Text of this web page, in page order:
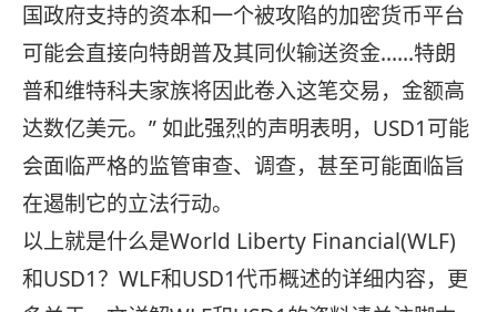
国政府支持的资本和一个被攻陷的加密货币平台
可能会直接向特朗普及其同伙输送资金……特朗
普和维特科夫家族将因此卷入这笔交易，金额高
达数亿美元。” 如此强烈的声明表明，USD1可能
会面临严格的监管审查、调查，甚至可能面临旨
在遏制它的立法行动。
以上就是什么是World Liberty Financial(WLF)
和USD1？WLF和USD1代币概述的详细内容，更